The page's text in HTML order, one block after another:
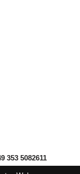
353 5082611